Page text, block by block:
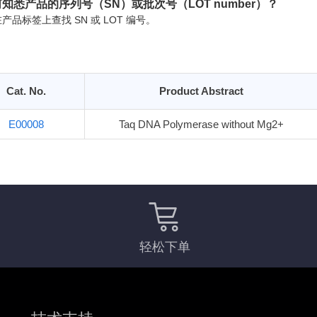
知悉产品的序列号（SN）或批次号（LOT number）？
品标签上查找 SN 或 LOT 编号。
Cat. No. Product Abstract
E00008 Taq DNA Polymerase without Mg2+
轻松下单